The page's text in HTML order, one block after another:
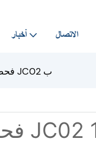
أخبار الاتصال
فحص ضوء JC02 ب